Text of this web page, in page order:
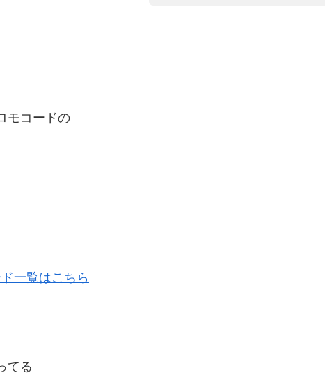
モコードの
一覧はこちら
てる